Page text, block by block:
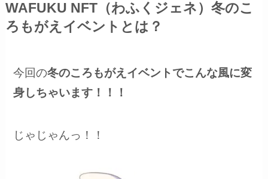
WAFUKU NFT（わふくジェネ）冬のこ
ろもがえイベントとは？
今回の冬のころもがえイベントでこんな風に変
身しちゃいます！！！
じゃじゃんっ！！